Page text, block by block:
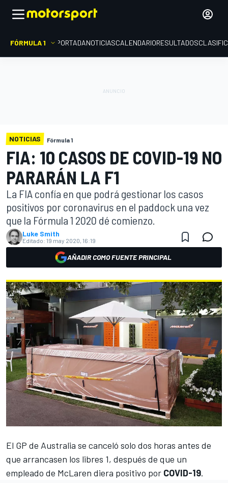
FÓRMULA 1 PORTADANOTICIASCALENDARIORESULTADOS
NOTICIAS Fórmula 1
FIA: 10 CASOS DE COVID-19 NO
PARARÁN LA F1
La FIA confía en que podrá gestionar los casos
positivos por coronavirus en el paddock una vez
que la Fórmula 1 2020 dé comienzo.
Luke Smith
Editado: 19 may 2020, 16:19
AÑADIR COMO FUENTE PRINCIPAL
El GP de Australia se canceló solo dos horas antes de
que arrancasen los libres 1, después de que un
empleado de McLaren diera positivo por COVID-19.